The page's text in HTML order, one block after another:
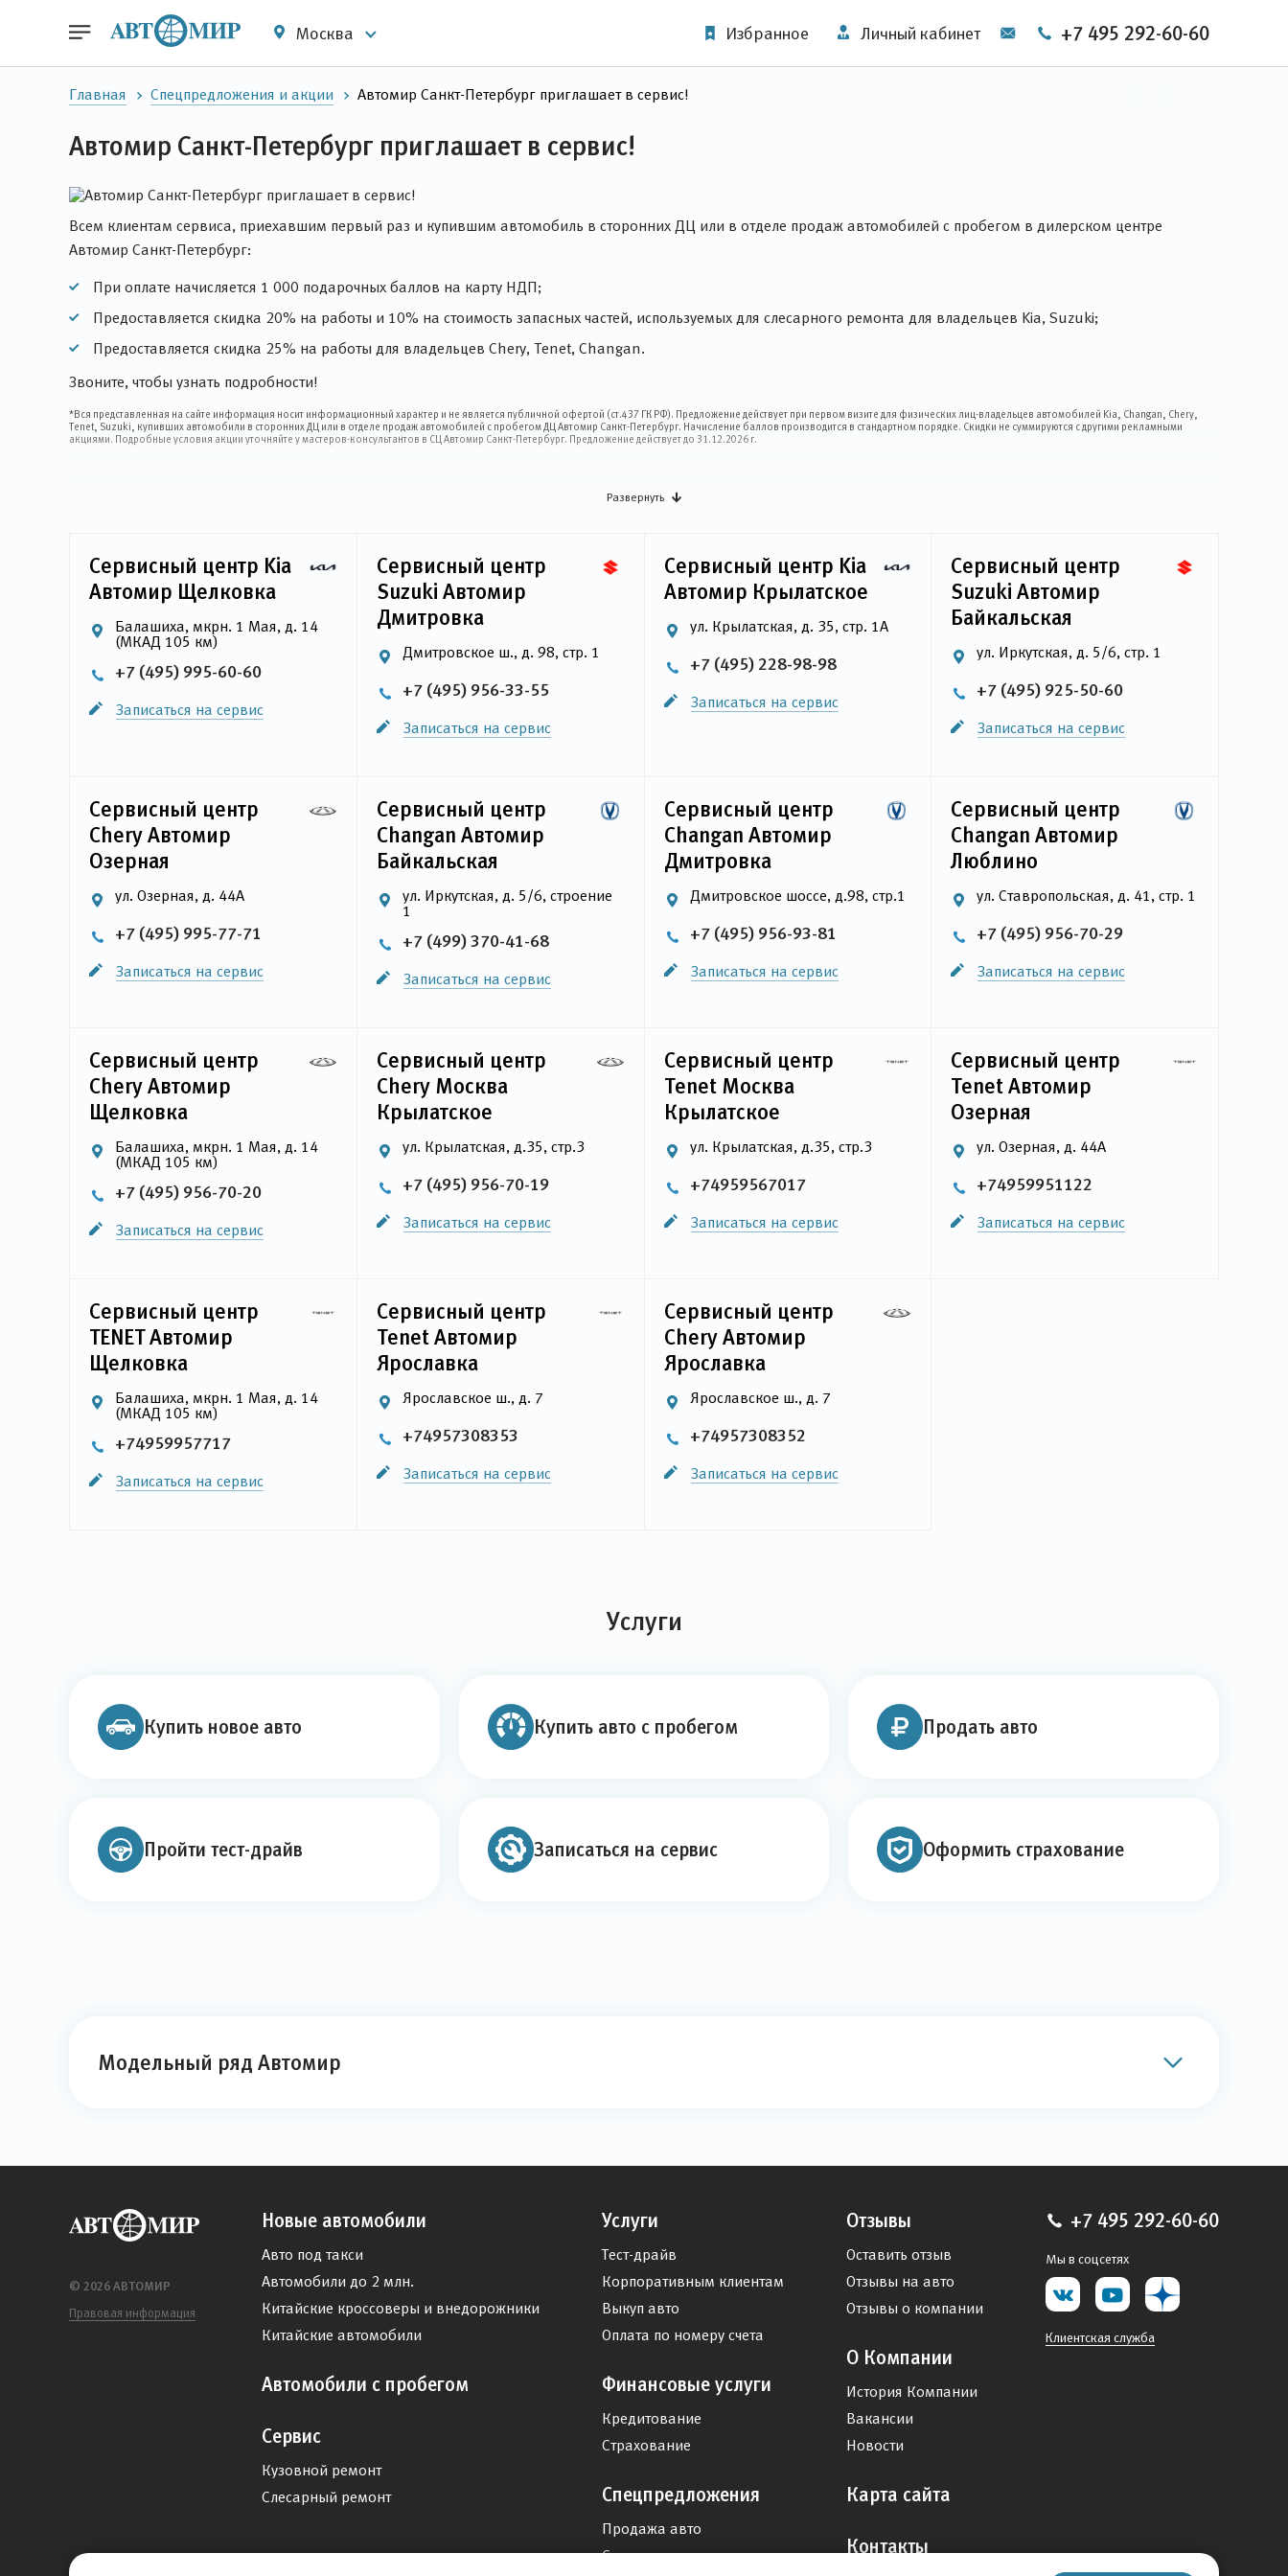
Москва Избранное Личный кабинет +7 495 292-60-60
Главная Спецпредложения и акции Автомир Санкт-Петербург приглашает в сервис!
Автомир Санкт-Петербург приглашает в сервис!
Всем клиентам сервиса, приехавшим первый раз и купившим автомобиль в сторонних ДЦ или в отделе продаж автомобилей с пробегом в дилерском центре
Автомир Санкт-Петербург:
При оплате начисляется 1 000 подарочных баллов на карту НДП;
Предоставляется скидка 20% на работы и 10% на стоимость запасных частей, используемых для слесарного ремонта для владельцев Kia, Suzuki;
Предоставляется скидка 25% на работы для владельцев Chery, Tenet, Changan.
Звоните, чтобы узнать подробности!
*Вся представленная на сайте информация носит информационный характер и не является публичной офертой (ст.437 ГК РФ). Предложение действует при первом визите для физических лиц-владельцев автомобилей Kia, Changan, Chery,
Tenet, Suzuki, купивших автомобили в сторонних ДЦ или в отделе продаж автомобилей с пробегом ДЦ Автомир Санкт-Петербург. Начисление баллов производится в стандартном порядке. Скидки не суммируются с другими рекламными
акциями. Подробные условия акции уточняйте у мастеров-консультантов в СЦ Автомир Санкт-Петербург. Предложение действует до 31.12.2026 г.
Развернуть
Сервисный центр Kia
Автомир Щелковка
Балашиха, мкрн. 1 Мая, д. 14
(МКАД 105 км)
+7 (495) 995-60-60
Записаться на сервис
Сервисный центр
Suzuki Автомир
Дмитровка
Дмитровское ш., д. 98, стр. 1
+7 (495) 956-33-55
Записаться на сервис
Сервисный центр Kia
Автомир Крылатское
ул. Крылатская, д. 35, стр. 1А
+7 (495) 228-98-98
Записаться на сервис
Сервисный центр
Suzuki Автомир
Байкальская
ул. Иркутская, д. 5/6, стр. 1
+7 (495) 925-50-60
Записаться на сервис
Сервисный центр
Chery Автомир
Озерная
ул. Озерная, д. 44А
+7 (495) 995-77-71
Записаться на сервис
Сервисный центр
Changan Автомир
Байкальская
ул. Иркутская, д. 5/6, строение
1
+7 (499) 370-41-68
Записаться на сервис
Сервисный центр
Changan Автомир
Дмитровка
Дмитровское шоссе, д.98, стр.1
+7 (495) 956-93-81
Записаться на сервис
Сервисный центр
Changan Автомир
Люблино
ул. Ставропольская, д. 41, стр. 1
+7 (495) 956-70-29
Записаться на сервис
Сервисный центр
Chery Автомир
Щелковка
Балашиха, мкрн. 1 Мая, д. 14
(МКАД 105 км)
+7 (495) 956-70-20
Записаться на сервис
Сервисный центр
Chery Москва
Крылатское
ул. Крылатская, д.35, стр.3
+7 (495) 956-70-19
Записаться на сервис
Сервисный центр
Tenet Москва
Крылатское
ул. Крылатская, д.35, стр.3
+74959567017
Записаться на сервис
Сервисный центр
Tenet Автомир
Озерная
ул. Озерная, д. 44А
+74959951122
Записаться на сервис
Сервисный центр
TENET Автомир
Щелковка
Балашиха, мкрн. 1 Мая, д. 14
(МКАД 105 км)
+74959957717
Записаться на сервис
Сервисный центр
Tenet Автомир
Ярославка
Ярославское ш., д. 7
+74957308353
Записаться на сервис
Сервисный центр
Chery Автомир
Ярославка
Ярославское ш., д. 7
+74957308352
Записаться на сервис
Услуги
Купить новое авто Купить авто с пробегом Продать авто
Пройти тест-драйв Записаться на сервис Оформить страхование
Модельный ряд Автомир
© 2026 АВТОМИР
Правовая информация
Новые автомобили
Авто под такси
Автомобили до 2 млн.
Китайские кроссоверы и внедорожники
Китайские автомобили
Автомобили с пробегом
Сервис
Кузовной ремонт
Слесарный ремонт
Услуги
Тест-драйв
Корпоративным клиентам
Выкуп авто
Оплата по номеру счета
Финансовые услуги
Кредитование
Страхование
Спецпредложения
Продажа авто
Сервис
Отзывы
Оставить отзыв
Отзывы на авто
Отзывы о компании
О Компании
История Компании
Вакансии
Новости
Карта сайта
Контакты
+7 495 292-60-60
Мы в соцсетях
Клиентская служба